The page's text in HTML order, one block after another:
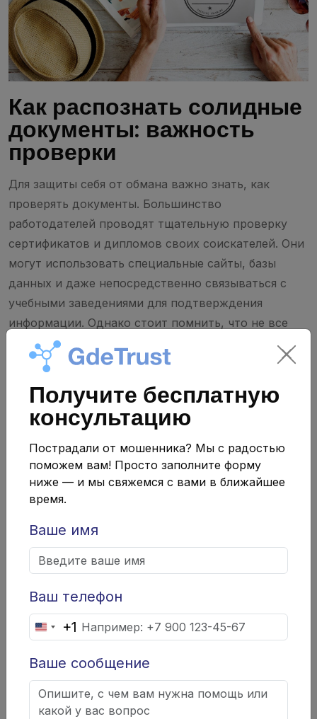
Как распознать солидные
документы: важность
проверки
Для защиты себя от обмана важно знать, как
проверять документы. Большинство
работодателей проводят тщательную проверку
сертификатов и дипломов своих соискателей. Они
могут использовать специальные сайты, базы
данных и даже непосредственно связываться с
учебными заведениями для подтверждения
информации. Однако стоит помнить, что не все
организации делают это должным образом.
Методы проверки
сертификатов и
дипломов
Одним из самых эффективных методов проверки
является обращение в образовательные
учреждения. Это позволяет подтвердить,
в данной организации. Также можно использовать
онлайн-сервисы, которые предлагают услуги
проверки дипломов. Большинство известных
учебных заведений имеют свои платформы для
проверки, где можно ввести данные выпускника и
получить информацию о его образовании.
Обращение к государственным
базам данных
Получите бесплатную
консультацию
Пострадали от мошенника? Мы с радостью
поможем вам! Просто заполните форму
ниже — и мы свяжемся с вами в ближайшее
время.
Ваше имя
Ваш телефон
United
States
+1
+1
Ваше сообщение